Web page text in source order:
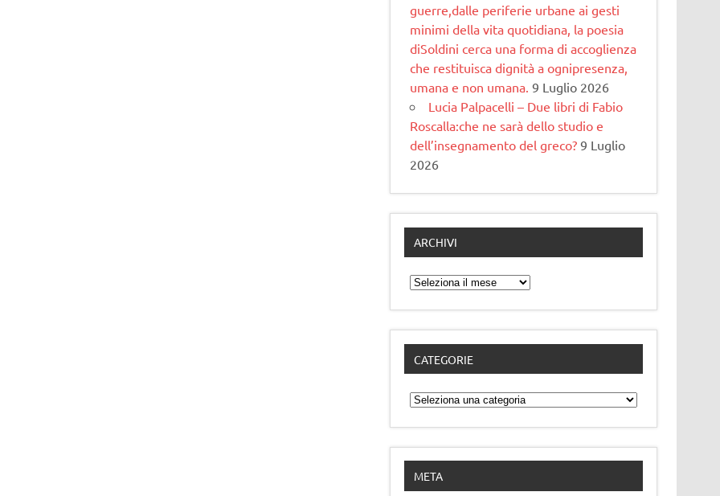
guerre,dalle periferie urbane ai gesti
minimi della vita quotidiana, la poesia
diSoldini cerca una forma di accoglienza
che restituisca dignità a ognipresenza,
umana e non umana. 9 Luglio 2026
Lucia Palpacelli – Due libri di Fabio
Roscalla:che ne sarà dello studio e
dell’insegnamento del greco? 9 Luglio
2026
ARCHIVI
Archivi
CATEGORIE
Categorie
META